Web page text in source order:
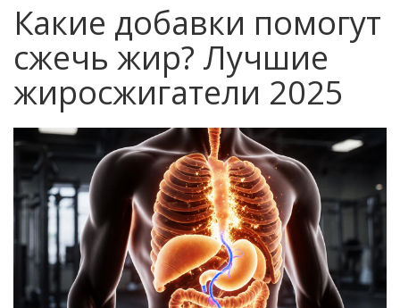
Какие добавки помогут
сжечь жир? Лучшие
жиросжигатели 2025